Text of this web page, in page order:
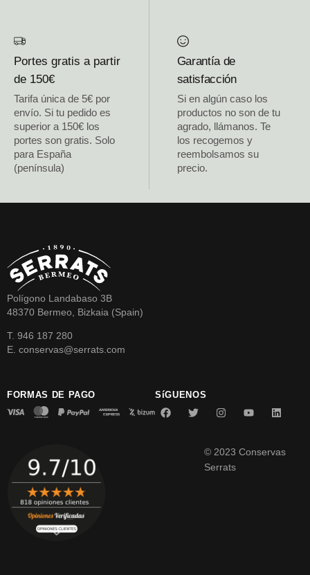
Portes gratis a partir
de 150€
Tarifa única de 5€ por
envío. Si tu pedido es
superior a 150€ los
portes son gratis. Solo
para España
(península)
Garantía de
satisfacción
Si en algún caso los
productos no son de tu
agrado, llámanos. Te
los recogemos y
reembolsamos su
precio.
Polígono Landabaso 3B
48370 Bermeo, Bizkaia (Spain)
T. 946 187 280
E. conservas@serrats.com
FORMAS DE PAGO SíGUENOS
© 2023 Conservas
Serrats